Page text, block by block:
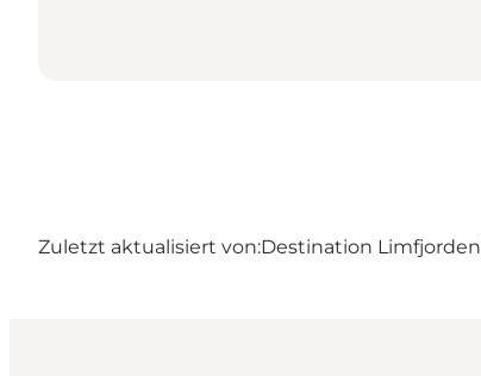
Zuletzt aktualisiert von:Destination Limfjorden